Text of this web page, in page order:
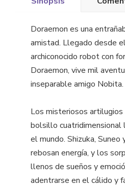
Doraemon es una
amistad. Llegado desde
archiconocido robot con
Doraemon, vive mil
inseparable amigo Nobita.
Los misteriosos artilugios
bolsillo cuatridimensional
el mundo. Shizuka,
rebosan energía, y los
llenos de sueños y
adentrarse en el cálido y